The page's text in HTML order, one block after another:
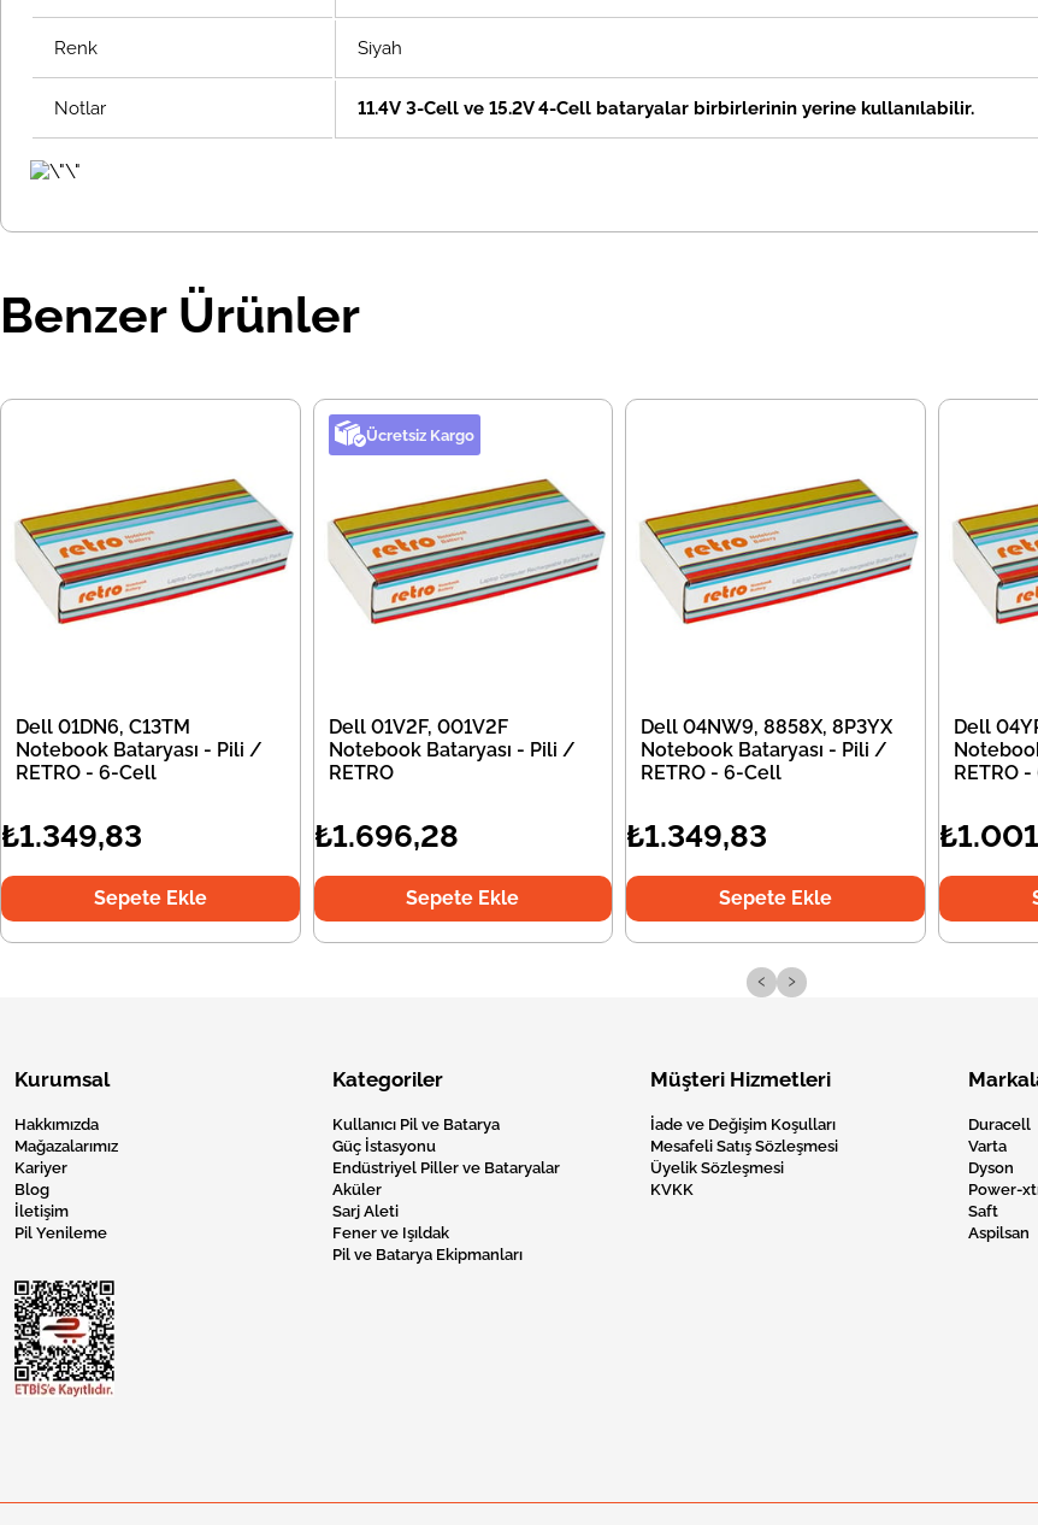
Renk Siyah
Notlar 11.4V 3-Cell ve 15.2V 4-Cell bataryalar birbirlerinin yerine kullanılabilir.
Benzer Ürünler
Dell 01DN6, C13TM
Notebook Bataryası - Pili /
RETRO - 6-Cell
₺1.349,83
Sepete Ekle
Ücretsiz Kargo
Dell 01V2F, 001V2F
Notebook Bataryası - Pili /
RETRO
₺1.696,28
Sepete Ekle
Dell 04NW9, 8858X, 8P3YX
Notebook Bataryası - Pili /
RETRO - 6-Cell
₺1.349,83
Sepete Ekle
Dell
RETRO
‹ ›
Kurumsal
Hakkımızda
Mağazalarımız
Kariyer
Blog
İletişim
Pil Yenileme
Kategoriler
Kullanıcı Pil ve Batarya
Güç İstasyonu
Endüstriyel Piller ve Bataryalar
Aküler
Sarj Aleti
Fener ve Işıldak
Pil ve Batarya Ekipmanları
Müşteri Hizmetleri
İade ve Değişim Koşulları
Mesafeli Satış Sözleşmesi
Üyelik Sözleşmesi
KVKK
Duracell
Varta
Dyson
Power-
Saft
Aspilsan